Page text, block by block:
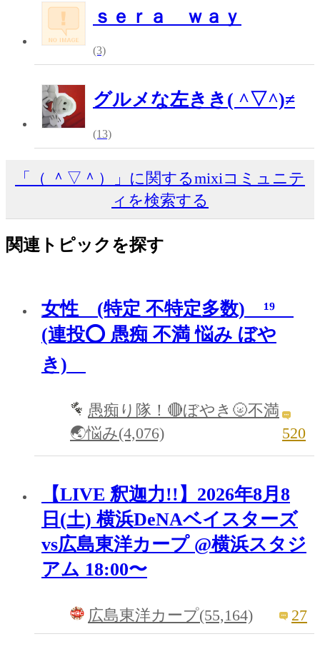
ｓｅｒａ ｗａｙ
(3)
グルメな左きき( ^▽^)≠
(13)
「（ ＾▽＾）」に関するmixiコミュニテ
ィを検索する
関連トピックを探す
女性 (特定 不特定多数) ¹⁹
(連投⭕️ 愚痴 不満 悩み ぼや
き)
愚痴り隊！🔴ぼやき🌝不満
🌏悩み(4,076)
520
【LIVE 釈迦力!!】2026年8月8
日(土) 横浜DeNAベイスターズ
vs広島東洋カープ @横浜スタジ
アム 18:00〜
広島東洋カープ(55,164) 27